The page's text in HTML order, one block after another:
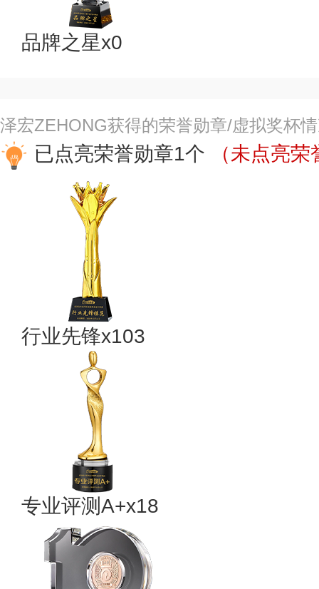
品牌之星x0
泽宏ZEHONG获得的荣誉勋章/虚拟奖杯
已点亮荣誉勋章1个 （未点亮
行业先锋x103
专业评测A+x18